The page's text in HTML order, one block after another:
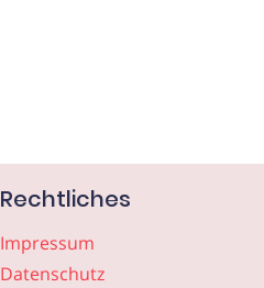
Rechtliches
Impressum
Datenschutz